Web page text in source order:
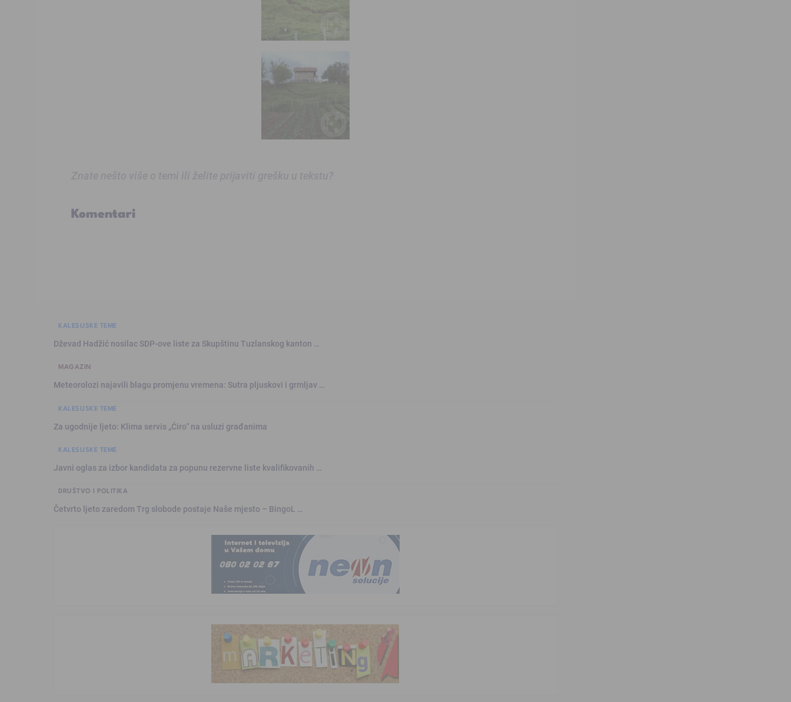
Komentari
KALESIJSKE TEME
Dževad Hadžić nosilac SDP-ove liste za Skupštinu Tuzlanskog kanton …
MAGAZIN
Meteorolozi najavili blagu promjenu vremena: Sutra pljuskovi i grmljav …
KALESIJSKE TEME
Za ugodnije ljeto: Klima servis „Ćiro“ na usluzi građanima
KALESIJSKE TEME
Javni oglas za izbor kandidata za popunu rezervne liste kvalifikovanih …
DRUŠTVO I POLITIKA
Četvrto ljeto zaredom Trg slobode postaje Naše mjesto – BingoL …